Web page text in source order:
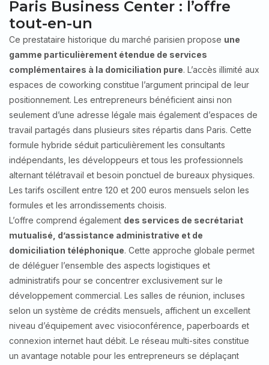
Paris Business Center : l’offre
tout-en-un
Ce prestataire historique du marché parisien propose une
gamme particulièrement étendue de services
complémentaires à la domiciliation pure. L’accès illimité aux
espaces de coworking constitue l’argument principal de leur
positionnement. Les entrepreneurs bénéficient ainsi non
seulement d’une adresse légale mais également d’espaces de
travail partagés dans plusieurs sites répartis dans Paris. Cette
formule hybride séduit particulièrement les consultants
indépendants, les développeurs et tous les professionnels
alternant télétravail et besoin ponctuel de bureaux physiques.
Les tarifs oscillent entre 120 et 200 euros mensuels selon les
formules et les arrondissements choisis.
L’offre comprend également des services de secrétariat
mutualisé, d’assistance administrative et de
domiciliation téléphonique. Cette approche globale permet
de déléguer l’ensemble des aspects logistiques et
administratifs pour se concentrer exclusivement sur le
développement commercial. Les salles de réunion, incluses
selon un système de crédits mensuels, affichent un excellent
niveau d’équipement avec visioconférence, paperboards et
connexion internet haut débit. Le réseau multi-sites constitue
un avantage notable pour les entrepreneurs se déplaçant